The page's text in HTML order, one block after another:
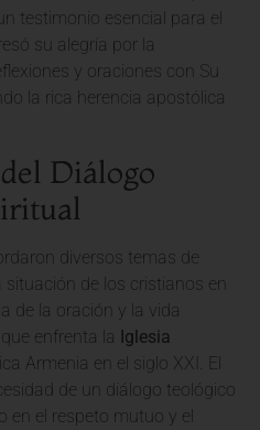
testimonio esencial para el
su alegría por la
y oraciones con Su
la rica herencia apostólica
Diálogo
diversos temas de
de los cristianos en
de la oración y la vida
enfrenta la Iglesia
Armenia en el siglo XXI. El
de un diálogo teológico
en el respeto mutuo y el